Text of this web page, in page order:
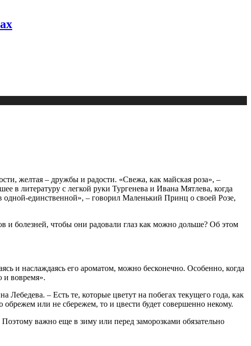
желтая – дружбы и радости. «Свежа, как майская роза», –
в литературу с легкой руки Тургенева и Ивана Мятлева, когда
единственной», – говорил Маленький Принц о своей Розе,
и болезней, чтобы они радовали глаз как можно дольше? Об этом
и наслаждаясь его ароматом, можно бесконечно. Особенно, когда
и вовремя».
– Есть те, которые цветут на побегах текущего года, как
или не сбережем, то и цвести будет совершенно некому.
важно еще в зиму или перед заморозками обязательно